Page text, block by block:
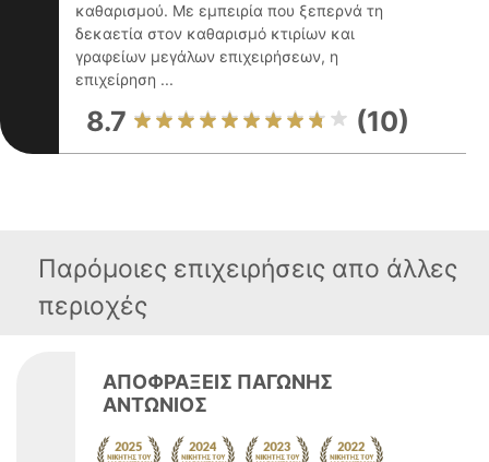
καθαρισμού. Με εμπειρία που ξεπερνά τη
δεκαετία στον καθαρισμό κτιρίων και
γραφείων μεγάλων επιχειρήσεων, η
επιχείρηση ...
8.7 (10)
Παρόμοιες επιχειρήσεις απο άλλες
περιοχές
ΑΠΟΦΡΑΞΕΙΣ ΠΑΓΩΝΗΣ
ΑΝΤΩΝΙΟΣ